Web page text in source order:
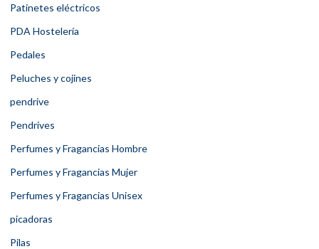
Patinetes eléctricos
PDA Hostelería
Pedales
Peluches y cojines
pendrive
Pendrives
Perfumes y Fragancias Hombre
Perfumes y Fragancias Mujer
Perfumes y Fragancias Unisex
picadoras
Pilas